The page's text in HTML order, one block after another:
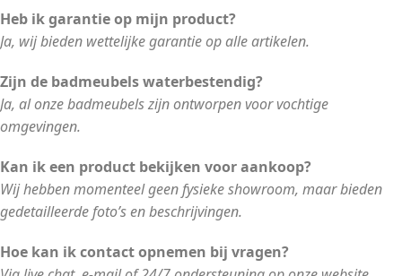
Heb ik garantie op mijn product?
Ja, wij bieden wettelijke garantie op alle artikelen.
Zijn de badmeubels waterbestendig?
Ja, al onze badmeubels zijn ontworpen voor vochtige
omgevingen.
Kan ik een product bekijken voor aankoop?
Wij hebben momenteel geen fysieke showroom, maar bieden
gedetailleerde foto’s en beschrijvingen.
Hoe kan ik contact opnemen bij vragen?